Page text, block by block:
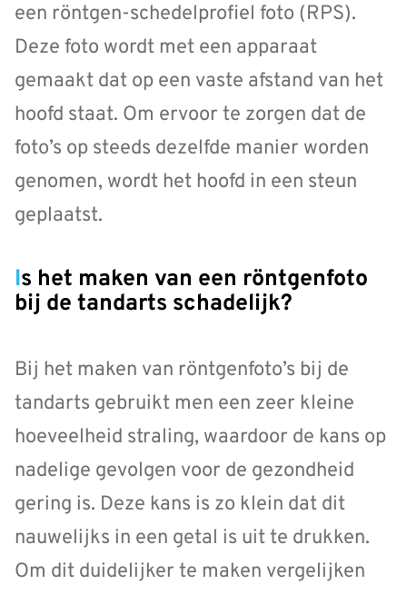
een röntgen-schedelprofiel foto (RPS).
Deze foto wordt met een apparaat
gemaakt dat op een vaste afstand van het
hoofd staat. Om ervoor te zorgen dat de
foto’s op steeds dezelfde manier worden
genomen, wordt het hoofd in een steun
geplaatst.
Is het maken van een röntgenfoto
bij de tandarts schadelijk?
Bij het maken van röntgenfoto’s bij de
tandarts gebruikt men een zeer kleine
hoeveelheid straling, waardoor de kans op
nadelige gevolgen voor de gezondheid
gering is. Deze kans is zo klein dat dit
nauwelijks in een getal is uit te drukken.
Om dit duidelijker te maken vergelijken